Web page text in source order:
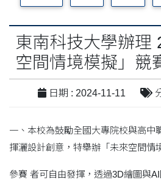
東南科技大學辦理
空間情境模擬」競
日期 : 2024-11-11
一、本校為鼓勵全國大專院校與高中
揮灑設計創意，特舉辦「未來空間情
參賽 者可自由發揮，透過3D繪圖與